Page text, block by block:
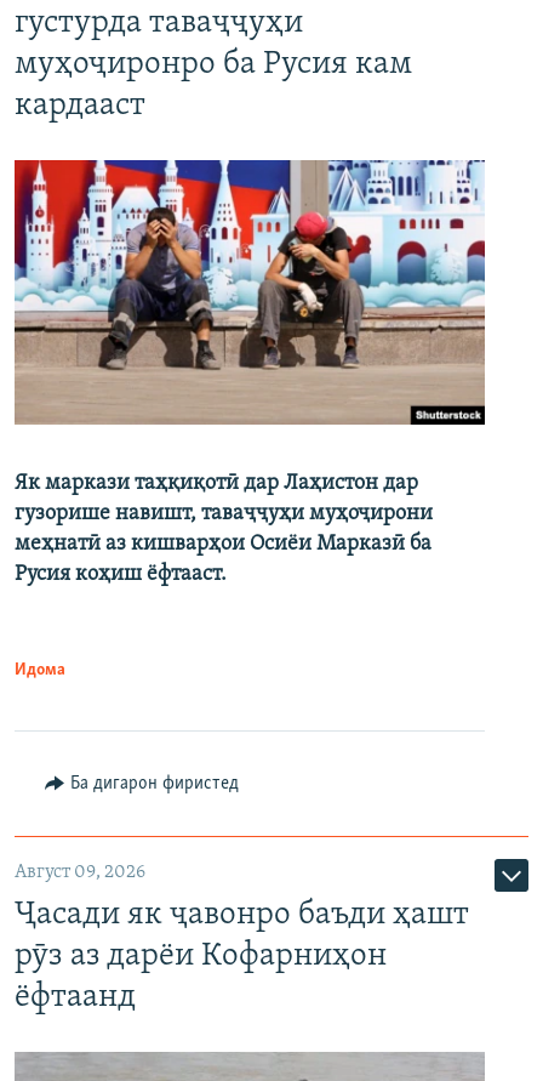
густурда таваҷҷуҳи
муҳоҷиронро ба Русия кам
кардааст
Як маркази таҳқиқотӣ дар Лаҳистон дар
гузорише навишт, таваҷҷуҳи муҳоҷирони
меҳнатӣ аз кишварҳои Осиёи Марказӣ ба
Русия коҳиш ёфтааст.
Идома
Ба дигарон фиристед
Август 09, 2026
Ҷасади як ҷавонро баъди ҳашт
рӯз аз дарёи Кофарниҳон
ёфтаанд